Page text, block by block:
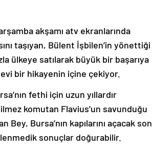
akşamı atv ekranlarında
taşıyan, Bülent İşbilen’in yönettiği
ülkeye satılarak büyük bir başarıya
bir hikayenin içine çekiyor.
fethi için uzun yıllardır
komutan Flavius’un savunduğu
Bursa’nın kapılarını açacak son
sonuçlar doğurabilir.